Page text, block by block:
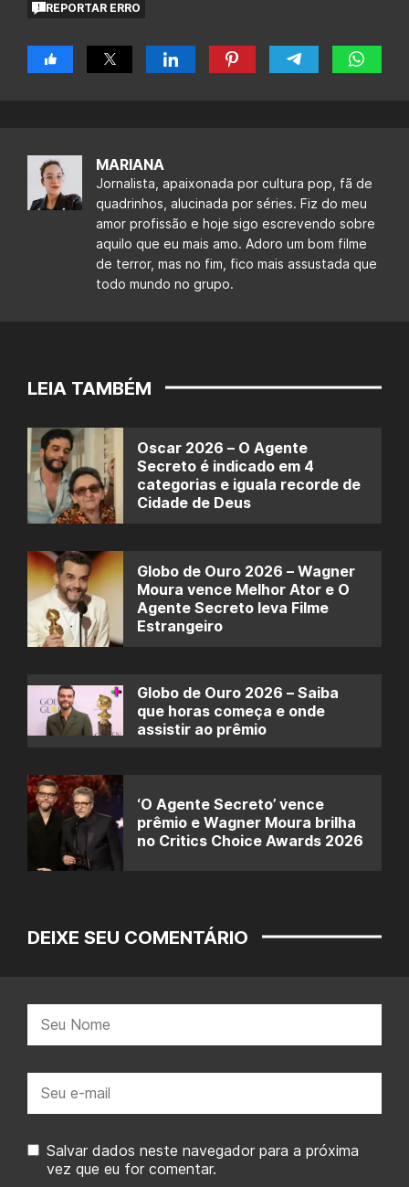
REPORTAR ERRO
MARIANA
Jornalista, apaixonada por cultura pop, fã de
quadrinhos, alucinada por séries. Fiz do meu
amor profissão e hoje sigo escrevendo sobre
aquilo que eu mais amo. Adoro um bom filme
de terror, mas no fim, fico mais assustada que
todo mundo no grupo.
LEIA TAMBÉM
Oscar 2026 – O Agente
Secreto é indicado em 4
categorias e iguala recorde de
Cidade de Deus
Globo de Ouro 2026 – Wagner
Moura vence Melhor Ator e O
Agente Secreto leva Filme
Estrangeiro
Globo de Ouro 2026 – Saiba
que horas começa e onde
assistir ao prêmio
‘O Agente Secreto’ vence
prêmio e Wagner Moura brilha
no Critics Choice Awards 2026
DEIXE SEU COMENTÁRIO
mail:
Salvar dados neste navegador para a próxima
vez que eu for comentar.